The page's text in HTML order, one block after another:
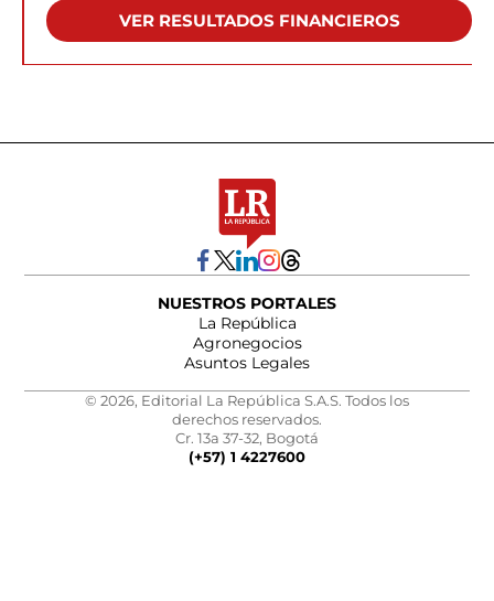
VER RESULTADOS FINANCIEROS
NUESTROS PORTALES
La República
Agronegocios
Asuntos Legales
© 2026, Editorial La República S.A.S. Todos los
derechos reservados.
Cr. 13a 37-32, Bogotá
(+57) 1 4227600